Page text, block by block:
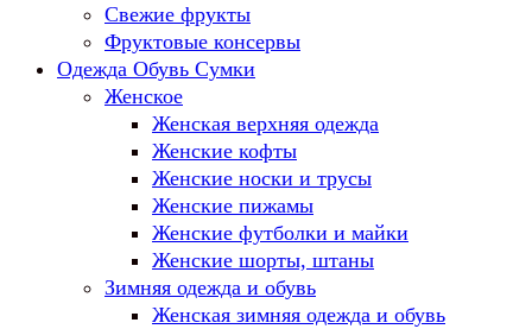
Свежие фрукты
Фруктовые консервы
Одежда Обувь Сумки
Женское
Женская верхняя одежда
Женские кофты
Женские носки и трусы
Женские пижамы
Женские футболки и майки
Женские шорты, штаны
Зимняя одежда и обувь
Женская зимняя одежда и обувь